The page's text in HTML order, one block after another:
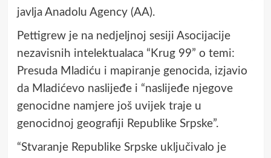
javlja Anadolu Agency (AA).
Pettigrew je na nedjeljnoj sesiji Asocijacije
nezavisnih intelektualaca “Krug 99” o temi:
Presuda Mladiću i mapiranje genocida, izjavio
da Mladićevo naslijeđe i “naslijeđe njegove
genocidne namjere još uvijek traje u
genocidnoj geografiji Republike Srpske”.
“Stvaranje Republike Srpske uključivalo je